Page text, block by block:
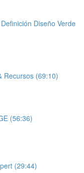
Diseño Verde
Recursos (69:10)
(56:36)
(29:44)